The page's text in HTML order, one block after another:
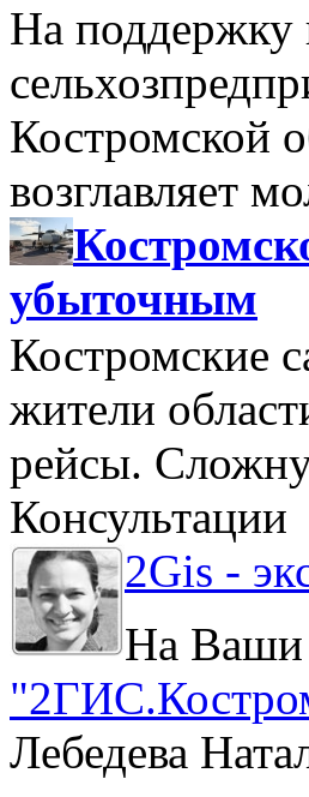
На поддержку
Костромской
возглавляет
убыточным
Костромские
жители
рейсы.
Консультации
2Gis -
На Ваши
Лебедева